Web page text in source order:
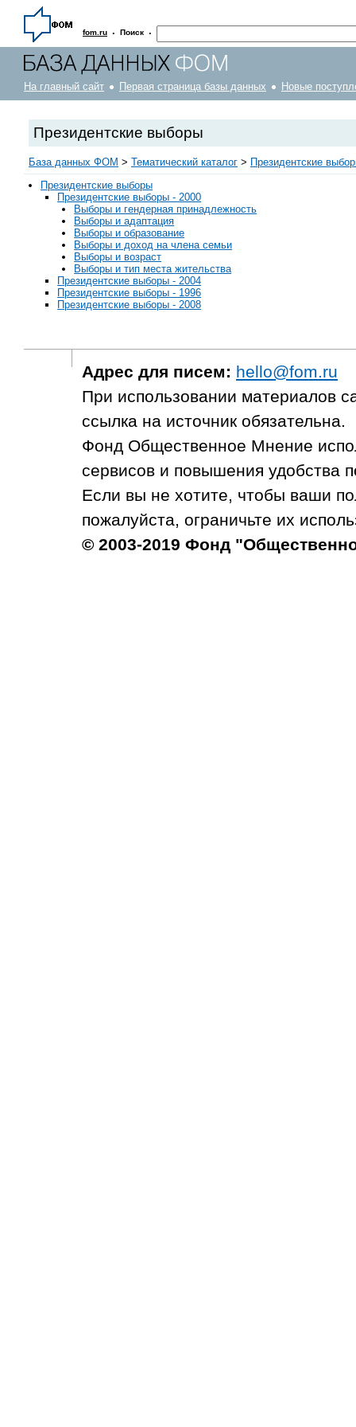
fom.ru · Поиск ·
На главный сайт Первая страница базы данных Новые
Президентские выборы
База данных ФОМ > Тематический каталог > Президентские
Президентские выборы
Президентские выборы - 2000
Выборы и гендерная принадлежность
Выборы и адаптация
Выборы и образование
Выборы и доход на члена семьи
Выборы и возраст
Выборы и тип места жительства
Президентские выборы - 2004
Президентские выборы - 1996
Президентские выборы - 2008
Адрес для писем: hello@fom.ru
При использовании материалов
ссылка на источник обязательна.
Фонд Общественное Мнение
сервисов и повышения удобства
Если вы не хотите, чтобы ваши
пожалуйста, ограничьте их
© 2003-2019 Фонд